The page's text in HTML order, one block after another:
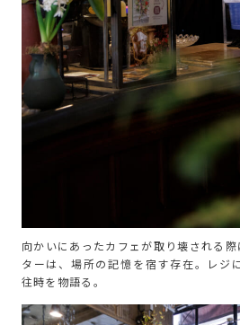
向かいにあったカフェが取り壊される
ターは、場所の記憶を宿す存在。レジ
往時を物語る。